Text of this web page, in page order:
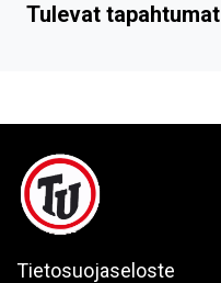
Tulevat tapahtumat
Tietosuojaseloste